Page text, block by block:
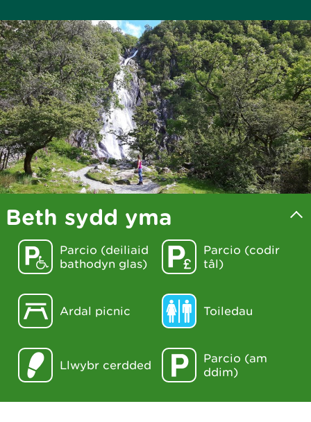
Beth sydd yma
Parcio (deiliaid
bathodyn glas)
Parcio (codir
tâl)
Ardal picnic Toiledau
Llwybr cerdded
Parcio (am
ddim)